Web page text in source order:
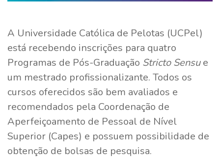
A Universidade Católica de Pelotas (UCPel)
está recebendo inscrições para quatro
Programas de Pós-Graduação Stricto Sensue
um mestrado profissionalizante. Todos os
cursos oferecidos são bem avaliados e
recomendados pela Coordenação de
Aperfeiçoamento de Pessoal de Nível
Superior (Capes) e possuem possibilidade de
obtenção de bolsas de pesquisa.